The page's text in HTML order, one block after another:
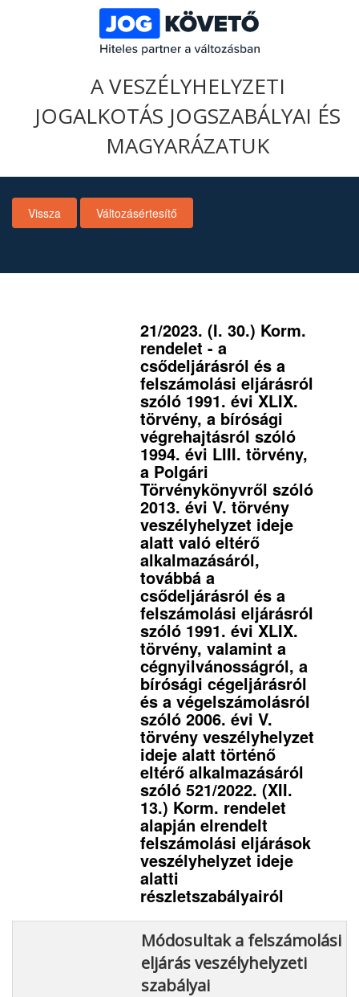
A VESZÉLYHELYZETI
JOGALKOTÁS JOGSZABÁLYAI ÉS
MAGYARÁZATUK
Vissza Változásértesítő
21/2023. (I. 30.) Korm.
rendelet - a
csődeljárásról és a
felszámolási eljárásról
szóló 1991. évi XLIX.
törvény, a bírósági
végrehajtásról szóló
1994. évi LIII. törvény,
a Polgári
Törvénykönyvről szóló
2013. évi V. törvény
veszélyhelyzet ideje
alatt való eltérő
alkalmazásáról,
továbbá a
csődeljárásról és a
felszámolási eljárásról
szóló 1991. évi XLIX.
törvény, valamint a
cégnyilvánosságról, a
bírósági cégeljárásról
és a végelszámolásról
szóló 2006. évi V.
törvény veszélyhelyzet
ideje alatt történő
eltérő alkalmazásáról
szóló 521/2022. (XII.
13.) Korm. rendelet
alapján elrendelt
felszámolási eljárások
veszélyhelyzet ideje
alatti
részletszabályairól
Módosultak a felszámolási
eljárás veszélyhelyzeti
szabályai